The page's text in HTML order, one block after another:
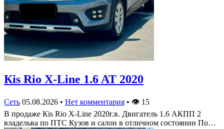
Кis Rio X-Line 1.6 AT 2020
Сеть 05.08.2026 • Нет комментария • 👁 15
В продаже Кis Rio X-Line 2020г.в. Двигатель 1.6 АКПП 2
владельва по ПТС Кузов и салон в отличном состоянии По…